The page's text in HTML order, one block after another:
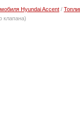
Hyundai Accent /
клапана)